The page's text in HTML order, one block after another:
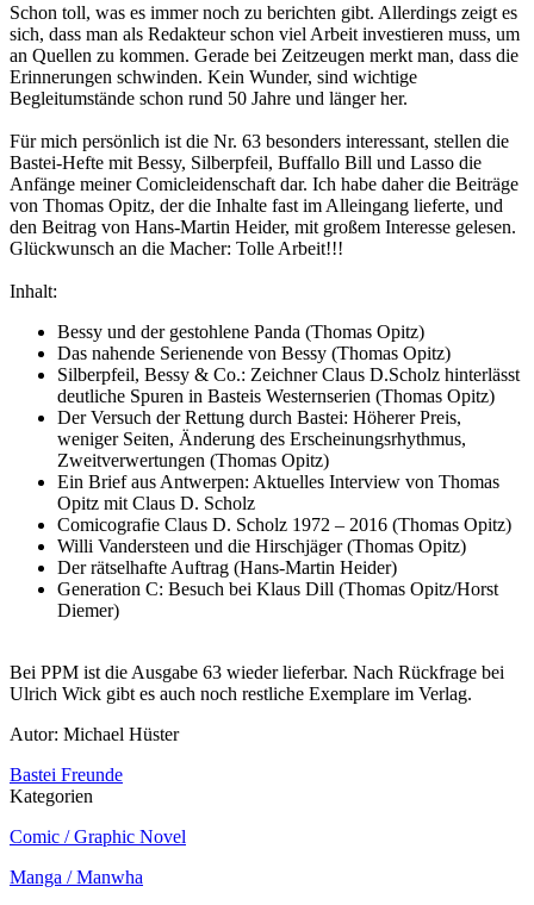
Schon toll, was es immer noch zu berichten gibt. Allerdings zeigt es
sich, dass man als Redakteur schon viel Arbeit investieren muss, um
an Quellen zu kommen. Gerade bei Zeitzeugen merkt man, dass die
Erinnerungen schwinden. Kein Wunder, sind wichtige
Begleitumstände schon rund 50 Jahre und länger her.
Für mich persönlich ist die Nr. 63 besonders interessant, stellen die
Bastei-Hefte mit Bessy, Silberpfeil, Buffallo Bill und Lasso die
Anfänge meiner Comicleidenschaft dar. Ich habe daher die Beiträge
von Thomas Opitz, der die Inhalte fast im Alleingang lieferte, und
den Beitrag von Hans-Martin Heider, mit großem Interesse gelesen.
Glückwunsch an die Macher: Tolle Arbeit!!!
Inhalt:
Bessy und der gestohlene Panda (Thomas Opitz)
Das nahende Serienende von Bessy (Thomas Opitz)
Silberpfeil, Bessy & Co.: Zeichner Claus D.Scholz hinterlässt
deutliche Spuren in Basteis Westernserien (Thomas Opitz)
Der Versuch der Rettung durch Bastei: Höherer Preis,
weniger Seiten, Änderung des Erscheinungsrhythmus,
Zweitverwertungen (Thomas Opitz)
Ein Brief aus Antwerpen: Aktuelles Interview von Thomas
Opitz mit Claus D. Scholz
Comicografie Claus D. Scholz 1972 – 2016 (Thomas Opitz)
Willi Vandersteen und die Hirschjäger (Thomas Opitz)
Der rätselhafte Auftrag (Hans-Martin Heider)
Generation C: Besuch bei Klaus Dill (Thomas Opitz/Horst
Diemer)
Bei PPM ist die Ausgabe 63 wieder lieferbar. Nach Rückfrage bei
Ulrich Wick gibt es auch noch restliche Exemplare im Verlag.
Autor: Michael Hüster
Bastei Freunde
Kategorien
Comic / Graphic Novel
Manga / Manwha